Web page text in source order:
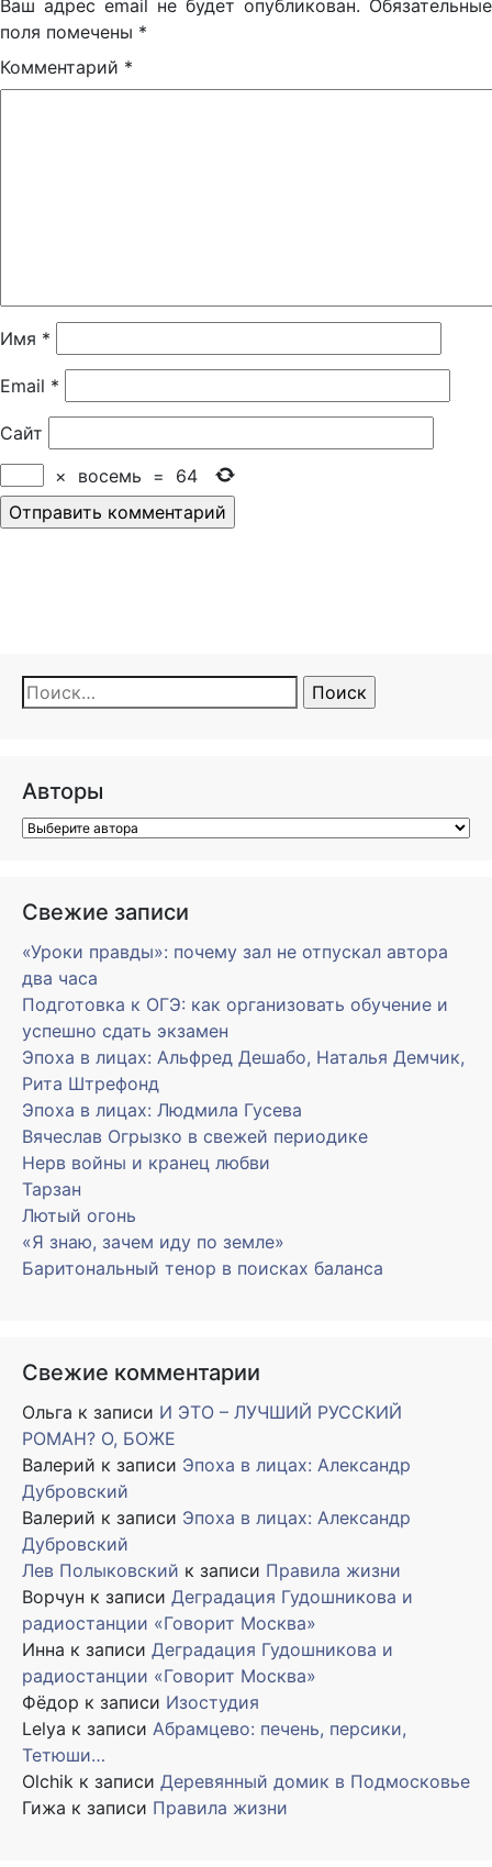
Ваш адрес email не будет опубликован. Обязательные
поля помечены *
Комментарий *
Имя *
Email *
Сайт
×
восемь = 64
Найти:
Авторы
Свежие записи
«Уроки правды»: почему зал не отпускал автора
два часа
Подготовка к ОГЭ: как организовать обучение и
успешно сдать экзамен
Эпоха в лицах: Альфред Дешабо, Наталья Демчик,
Рита Штрефонд
Эпоха в лицах: Людмила Гусева
Вячеслав Огрызко в свежей периодике
Нерв войны и кранец любви
Тарзан
Лютый огонь
«Я знаю, зачем иду по земле»
Баритональный тенор в поисках баланса
Свежие комментарии
Ольга к записи И ЭТО – ЛУЧШИЙ РУССКИЙ
РОМАН? О, БОЖЕ
Валерий к записи Эпоха в лицах: Александр
Дубровский
Валерий к записи Эпоха в лицах: Александр
Дубровский
Лев Полыковский к записи Правила жизни
Ворчун к записи Деградация Гудошникова и
радиостанции «Говорит Москва»
Инна к записи Деградация Гудошникова и
радиостанции «Говорит Москва»
Фёдор к записи Изостудия
Lelya к записи Абрамцево: печень, персики,
Тетюши…
Olchik к записи Деревянный домик в Подмосковье
Гижа к записи Правила жизни